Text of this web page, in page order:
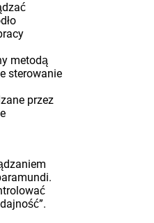
metodą
sterowanie
przez